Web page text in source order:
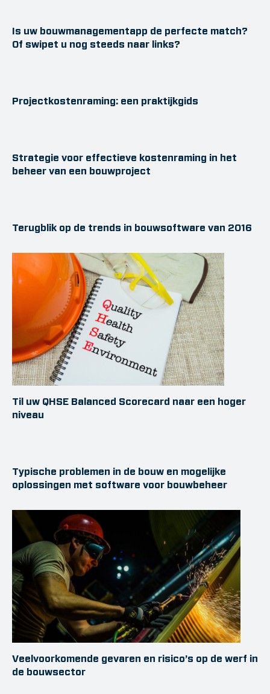
Is uw bouwmanagementapp de perfecte match?
Of swipet u nog steeds naar links?
Projectkostenraming: een praktijkgids
Strategie voor effectieve kostenraming in het
beheer van een bouwproject
Terugblik op de trends in bouwsoftware van 2016
Til uw QHSE Balanced Scorecard naar een hoger
niveau
Typische problemen in de bouw en mogelijke
oplossingen met software voor bouwbeheer
Veelvoorkomende gevaren en risico’s op de werf in
de bouwsector